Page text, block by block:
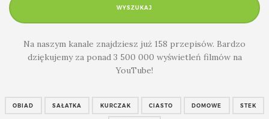
KONTAKT WYSZUKAJ
Na naszym kanale znajdziesz już 158 przepisów. Bardzo
dziękujemy za ponad 3 500 000 wyświetleń filmów na
YouTube!
OBIAD SAŁATKA KURCZAK CIASTO DOMOWE STEK